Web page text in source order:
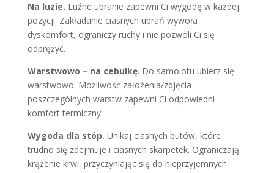
Na luzie. Luźne ubranie zapewni Ci wygodę w każdej
pozycji. Zakładanie ciasnych ubrań wywoła
dyskomfort, ograniczy ruchy i nie pozwoli Ci się
odprężyć.
Warstwowo – na cebulkę. Do samolotu ubierz się
warstwowo. Możliwość założenia/zdjęcia
poszczególnych warstw zapewni Ci odpowiedni
komfort termiczny.
Wygoda dla stóp. Unikaj ciasnych butów, które
trudno się zdejmuje i ciasnych skarpetek. Ograniczają
krążenie krwi, przyczyniając się do nieprzyjemnych